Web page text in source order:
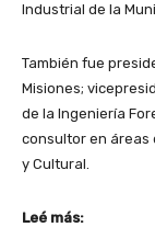
Industrial de la
También fue
Misiones;
de la Ingeniería
consultor en áreas
y Cultural.
Leé más: